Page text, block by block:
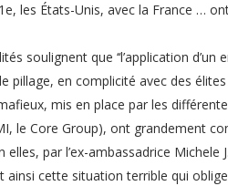
les États-Unis, avec la France …
soulignent que ‘‘l’application d’un
pillage, en complicité avec des
mis en place par les
le Core Group), ont grandement
elles, par l’ex-ambassadrice
ainsi cette situation terrible qui